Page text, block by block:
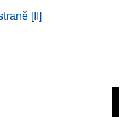
[II]